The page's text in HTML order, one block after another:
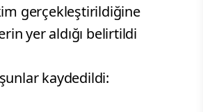
gerçekleştirildiğine
yer aldığı belirtildi
kaydedildi: